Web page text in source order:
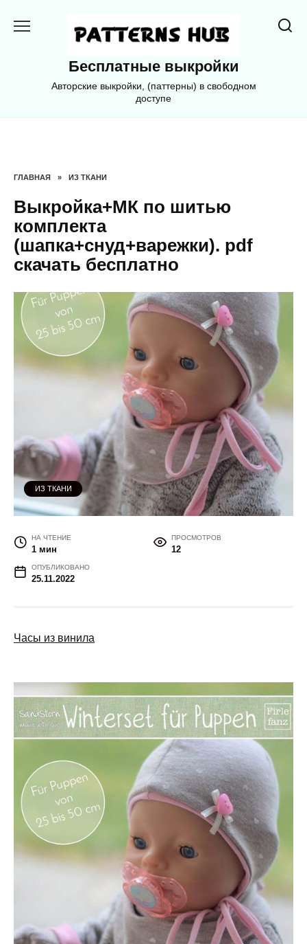
Бесплатные выкройки
Авторские выкройки, (паттерны) в свободном
доступе
ГЛАВНАЯ » ИЗ ТКАНИ
Выкройка+МК по шитью
комплекта
(шапка+снуд+варежки). pdf
скачать бесплатно
ИЗ ТКАНИ
НА ЧТЕНИЕ
1 мин
ПРОСМОТРОВ
12
ОПУБЛИКОВАНО
25.11.2022
Часы из винила